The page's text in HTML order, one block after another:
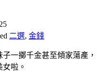
二選, 金錢
一擲千金甚至傾家蕩產，
啦。